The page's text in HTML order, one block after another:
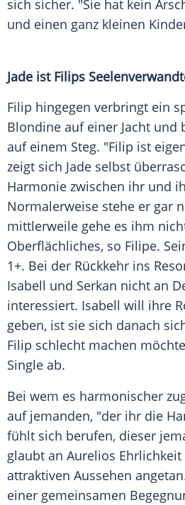
sich sicher. "Sie hat kein
und einen ganz kleinen
Jade ist Filips
Filip hingegen verbringt ein
Blondine auf einer Jacht und
auf einem Steg. "Filip ist
zeigt sich Jade selbst
Harmonie zwischen ihr und
Normalerweise stehe er gar
mittlerweile gehe es ihm
Oberflächliches, so Filipe.
1+. Bei der Rückkehr ins
Isabell und Serkan nicht an
interessiert. Isabell will ihre
geben, ist sie sich danach
Filip schlecht machen
Single ab.
Bei wem es harmonischer
auf jemanden, "der ihr die
fühlt sich berufen, dieser
glaubt an Aurelios
attraktiven Aussehen
einer gemeinsamen